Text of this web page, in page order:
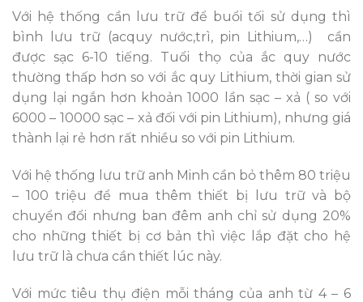
Với hệ thống cần lưu trữ để buổi tối sử dụng thì
bình lưu trữ (acquy nước,trì, pin Lithium,…) cần
được sạc 6-10 tiếng. Tuổi thọ của ắc quy nước
thường thấp hơn so với ắc quy Lithium, thời gian sử
dụng lại ngắn hơn khoản 1000 lần sạc – xả ( so với
6000 – 10000 sạc – xả đối với pin Lithium), nhưng giá
thành lại rẻ hơn rất nhiều so với pin Lithium.
Với hệ thống lưu trữ anh Minh cần bỏ thêm 80 triệu
– 100 triệu để mua thêm thiết bị lưu trữ và bộ
chuyển đổi nhưng ban đêm anh chỉ sử dụng 20%
cho những thiết bị cơ bản thì việc lắp đặt cho hệ
lưu trữ là chưa cần thiết lúc này.
Với mức tiêu thụ điện mỗi tháng của anh từ 4 – 6